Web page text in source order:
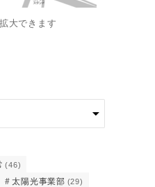
大できます
(46)
太陽光事業部 (29)